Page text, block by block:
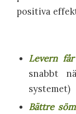
positiva
Levern
snabbt
systemet)
Bättre